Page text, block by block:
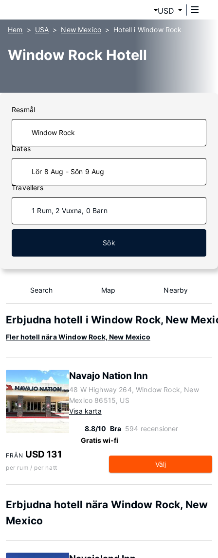
USD
Hem USA New Mexico Hotell i Window Rock
Window Rock Hotell
Resmål
Dates
Lör 8 Aug - Sön 9 Aug
Travellers
1 Rum, 2 Vuxna, 0 Barn
Sök
Search Map Nearby
Erbjudna hotell i Window Rock, New
Fler hotell nära Window Rock, New Mexico
Navajo Nation Inn
48 W Highway 264, Window Rock, New
Mexico 86515, US
Visa karta
8.8/10 Bra 594 recensioner
Gratis wi-fi
FRÅN USD 131
per rum / per natt Välj
Erbjudna hotell nära Window Rock, New
Mexico